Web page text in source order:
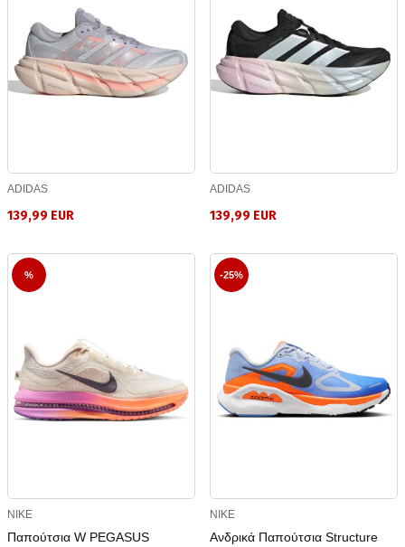
ADIDAS
139,99 EUR
ADIDAS
139,99 EUR
%
NIKE
Παπούτσια W PEGASUS
-25%
NIKE
Ανδρικά Παπούτσια Structure